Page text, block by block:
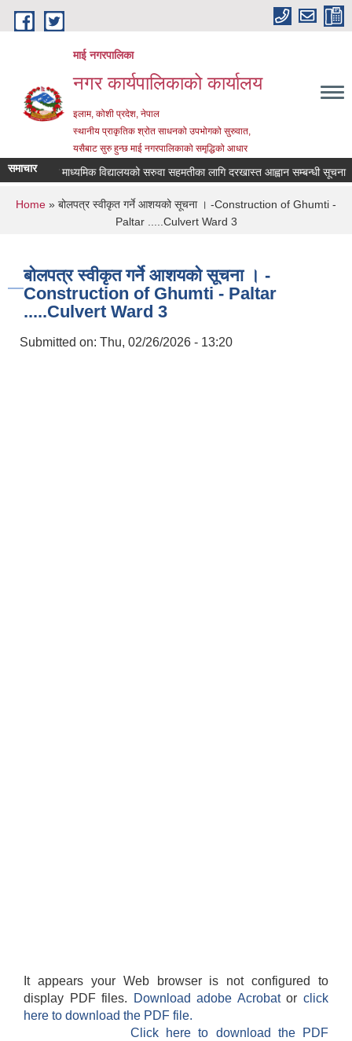
Skip to main content
माई नगरपालिका
नगर कार्यपालिकाको कार्यालय
इलाम, कोशी प्रदेश, नेपाल
स्थानीय प्राकृतिक श्रोत साधनको उपभोगको सुरुवात,
यसैबाट सुरु हुन्छ माई नगरपालिकाको समृद्धिको आधार
समाचार
श्री जनता माध्यमिक विद्यालयको सरुवा सहमतीका लागि दरखास्त आह्वान सम्बन्धी सूचना
You are here
Home » बोलपत्र स्वीकृत गर्ने आशयको सूचना । -Construction of Ghumti -
Paltar .....Culvert Ward 3
बोलपत्र स्वीकृत गर्ने आशयको सूचना । -
Construction of Ghumti - Paltar
.....Culvert Ward 3
Submitted on: Thu, 02/26/2026 - 13:20
It appears your Web browser is not configured to
display PDF files.
Download adobe Acrobatorclick
here to download the PDF file.
Click here to download the PDF